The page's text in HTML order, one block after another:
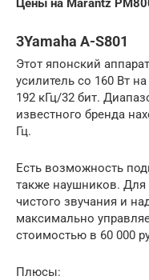
Цены на Marantz
3Yamaha A-S801
Этот японский
усилитель со 160 Вт
192 кГц/32 бит.
известного бренда
Гц.
Есть возможность
также наушников. Для
чистого звучания и
максимально
стоимостью в 60 000
Плюсы: